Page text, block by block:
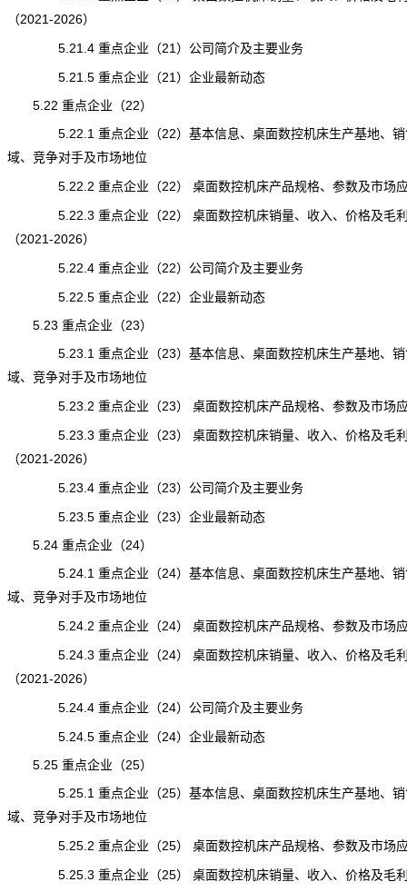
（2021-2026）
5.21.4 重点企业（21）公司简介及主要业务
5.21.5 重点企业（21）企业最新动态
5.22 重点企业（22）
5.22.1 重点企业（22）基本信息、桌面数控机床生产基地、销
域、竞争对手及市场地位
5.22.2 重点企业（22） 桌面数控机床产品规格、参数及市场
5.22.3 重点企业（22） 桌面数控机床销量、收入、价格及毛
（2021-2026）
5.22.4 重点企业（22）公司简介及主要业务
5.22.5 重点企业（22）企业最新动态
5.23 重点企业（23）
5.23.1 重点企业（23）基本信息、桌面数控机床生产基地、销
域、竞争对手及市场地位
5.23.2 重点企业（23） 桌面数控机床产品规格、参数及市场
5.23.3 重点企业（23） 桌面数控机床销量、收入、价格及毛
（2021-2026）
5.23.4 重点企业（23）公司简介及主要业务
5.23.5 重点企业（23）企业最新动态
5.24 重点企业（24）
5.24.1 重点企业（24）基本信息、桌面数控机床生产基地、销
域、竞争对手及市场地位
5.24.2 重点企业（24） 桌面数控机床产品规格、参数及市场
5.24.3 重点企业（24） 桌面数控机床销量、收入、价格及毛
（2021-2026）
5.24.4 重点企业（24）公司简介及主要业务
5.24.5 重点企业（24）企业最新动态
5.25 重点企业（25）
5.25.1 重点企业（25）基本信息、桌面数控机床生产基地、销
域、竞争对手及市场地位
5.25.2 重点企业（25） 桌面数控机床产品规格、参数及市场
5.25.3 重点企业（25） 桌面数控机床销量、收入、价格及毛